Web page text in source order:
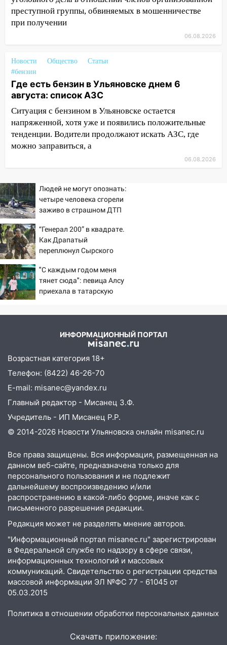
10:40 В Ульяновске спасатели ночью
нашли потерявшегося в заброшенных
садах 79-летнего мужчину
временно отключили холодную воду
10:14
коррупционной схемы при ЦГКБ
отправили в колонию на 7 и 8 лет
09:52 Ночью беспилотники сбили над
соседними Татарстаном и Саратовской
областью
Диана Шурыгина уверовала в
09:35
В Ульяновске директора фирмы
будут судить за неуплату налогов на 48
млн рублей
08:22
Подросток на питбайке сбил
велосипедистку: пострадали двое
07:20
Жара возвращается: ожидается
знойный и сухой четверг
06:00
Под Ульяновском при развороте
пострадал 38-летний водитель
«Каждая пятая женщина и каждый
второй мужчина в мире сталкиваются с
быть вызвано облысение и как с этим
справиться
03:30 Гороскоп на 7 августа: пятница
принесет прилив творческой энергии и
отличные шансы исправить старые
23:20 Прогноз погоды на 7 августа в
Ульяновской области
20:04 Ульяновцев приглашают на забег,
посвящённый Дню воздушного флота
России
19:12
В Ульяновской области
руководителя частной компании
наказали за сокрытие прошлого своего
сотрудник
18:02
В Ульяновск едут звезды
баскетбола!
17:08
Ульяновский областной суд
оставил в силе приговор руководству
«УльяновскФармации» за махинации на
преступной группы, обвиняемых в мошенничестве
при получении
06.08.2026
Новости Общество
Статьи
#бензин
Где есть бензин в Ульяновске днем 6
августа: список АЗС
Ситуация с бензином в Ульяновске остается
напряженной, хотя уже и появились положительные
тенденции. Водители продолжают искать АЗС, где
можно заправиться, а
06.08.2026
Людей не могут опознать:
четыре человека сгорели
заживо в страшном ДТП
Новости
“Генерал 200” в квадрате.
Как Драпатый
переплюнул Сырского
"С каждым годом меня
тянет сюда": певица Алсу
приехала в татарскую
ИНФОРМАЦИОННЫЙ ПОРТАЛ
Возрастная категория 18+
Телефон: (8422) 46-26-70
E-mail: misanec@yandex.ru
Главный редактор - Мисанец З.Ф.
Учредитель - ИП Мисанец Р.Р.
© 2014-2026 Новости Ульяновска онлайн misanec.ru
Все права защищены. Вся информация, размещенная на
данном веб-сайте, предназначена только для
персонального пользования и не подлежит
дальнейшему воспроизведению и/или
распространению в какой-либо форме, иначе как с
письменного разрешения редакции.
Редакция может не разделять мнение авторов.
"Информационный портал misanec.ru" зарегистрирован
в Федеральной службе по надзору в сфере связи,
информационных технологий и массовых
коммуникаций. Свидетельство о регистрации средства
массовой информации ЭЛ №ФС 77 - 61045 от
05.03.2015
Политика в отношении обработки персональных данных
Скачать приложение: